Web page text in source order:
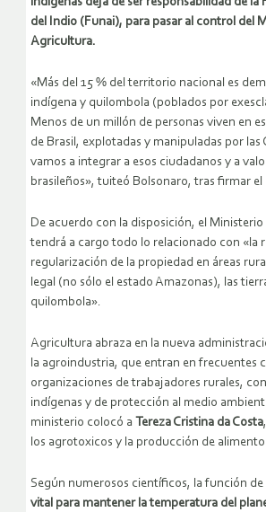
del Indio (Funai), para pasar al control del
Agricultura.
«Más del 15 % del territorio nacional es
indígena y quilombola (poblados por
Menos de un millón de personas viven en
de Brasil, explotadas y manipuladas por las
vamos a integrar a esos ciudadanos y a
brasileños», tuiteó Bolsonaro, tras firmar el
De acuerdo con la disposición, el
tendrá a cargo todo lo relacionado con «la
regularización de la propiedad en áreas
legal (no sólo el estado Amazonas), las
quilombola».
Agricultura abraza en la nueva
la agroindustria, que entran en frecuentes
organizaciones de trabajadores rurales,
indígenas y de protección al medio
ministerio colocó a Tereza Cristina da Costa
los agrotoxicos y la producción de
Según numerosos científicos, la función de
vital para mantener la temperatura del